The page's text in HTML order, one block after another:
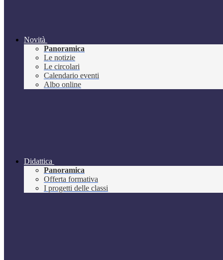
Novità
Panoramica
Le notizie
Le circolari
Calendario eventi
Albo online
Didattica
Panoramica
Offerta formativa
I progetti delle classi